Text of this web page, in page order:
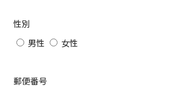
性別
男性
女性
郵便番号